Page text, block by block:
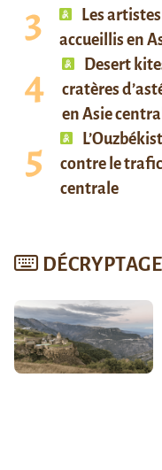
Les
accueillis en
Desert
cratères
en Asie
contre le
centrale
DÉCRYPTAGE